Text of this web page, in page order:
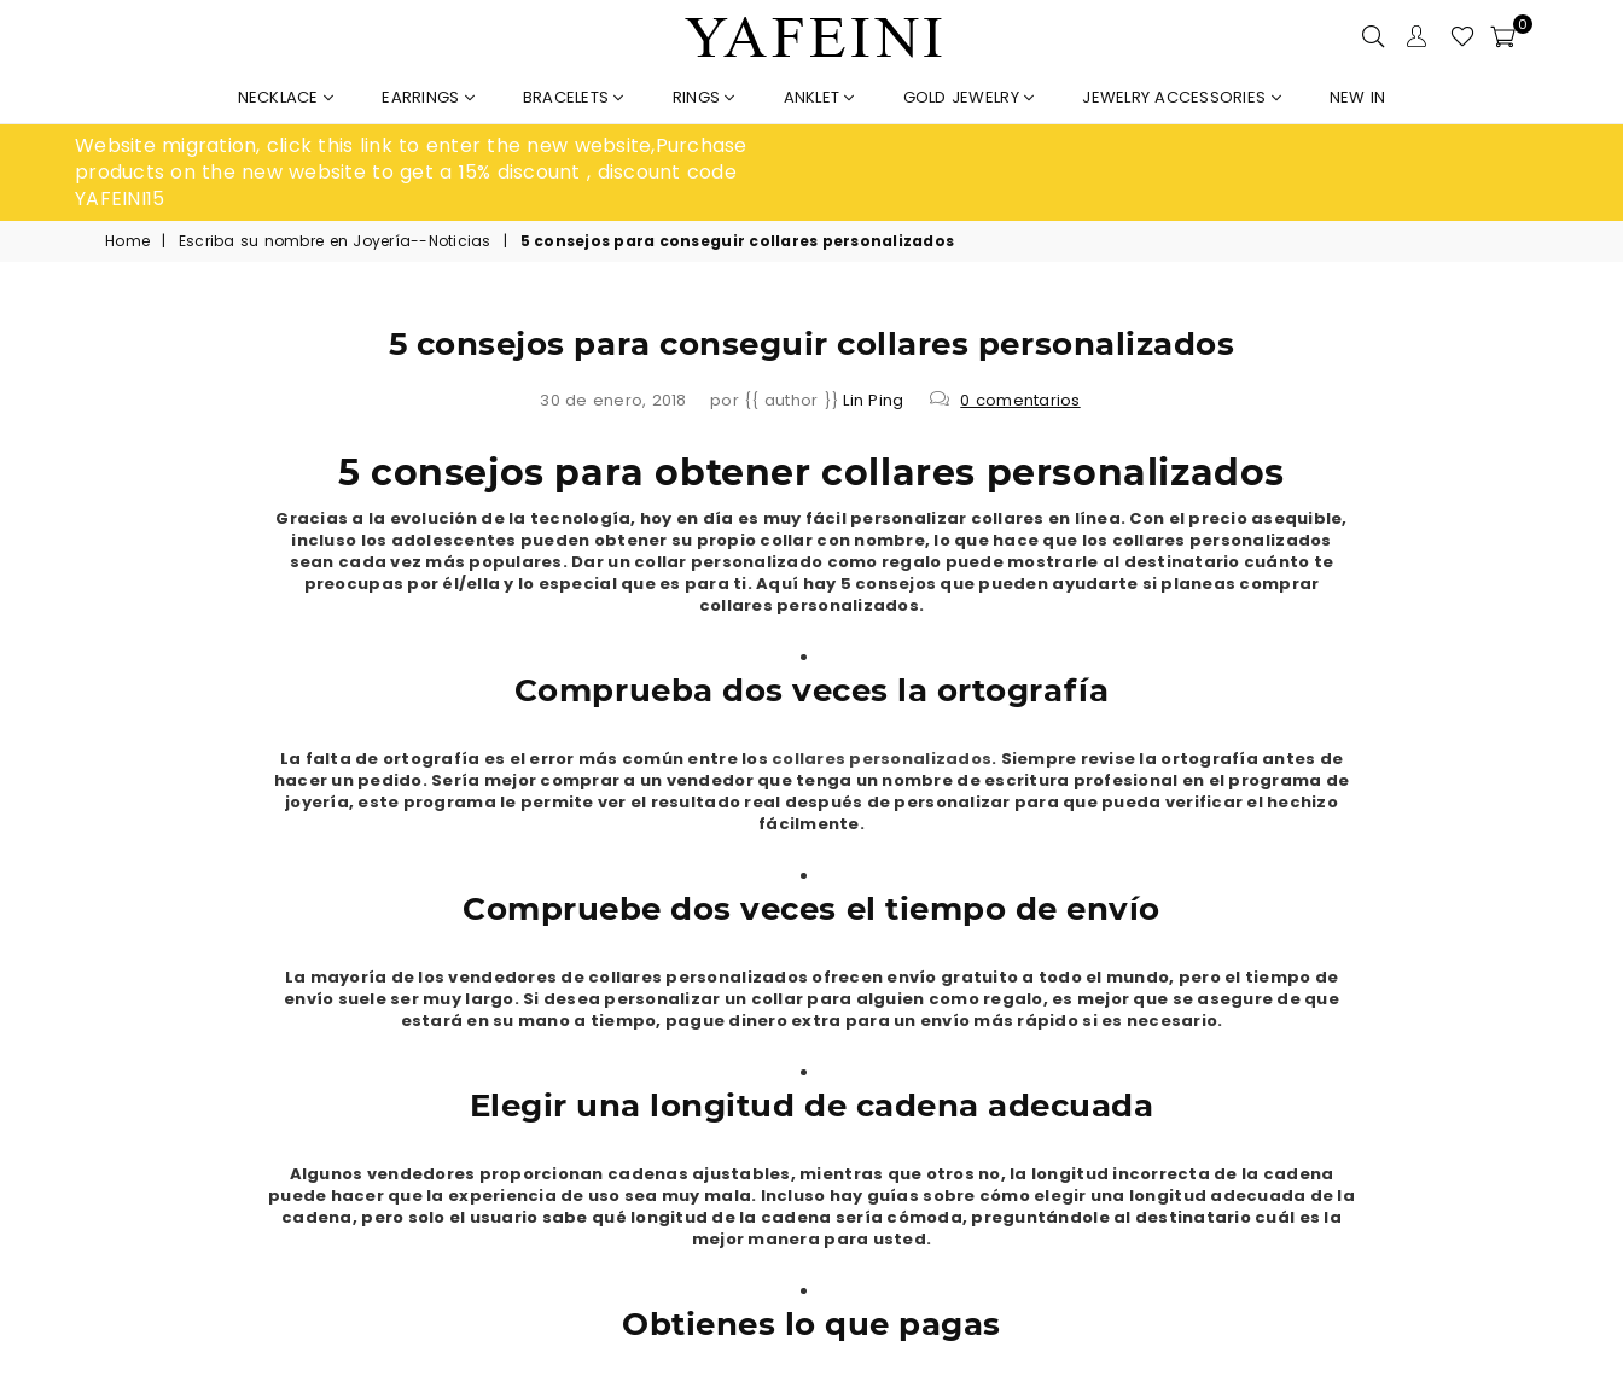
0
NECKLACE EARRINGS BRACELETS RINGS ANKLET GOLD JEWELRY JEWELRY ACCESSORIES NEW IN
Website migration, click this link to enter the new website,Purchase
products on the new website to get a 15% discount , discount code
YAFEINI15
Home | Escriba su nombre en Joyería--Noticias | 5 consejos para conseguir collares personalizados
5 consejos para conseguir collares personalizados
30 de enero, 2018 por {{ author }}Lin Ping 0 comentarios
5 consejos para obtener collares personalizados
Gracias a la evolución de la tecnología, hoy en día es muy fácil personalizar collares en línea. Con el precio asequible,
incluso los adolescentes pueden obtener su propio collar con nombre, lo que hace que los collares personalizados
sean cada vez más populares. Dar un collar personalizado como regalo puede mostrarle al destinatario cuánto te
preocupas por él/ella y lo especial que es para ti. Aquí hay 5 consejos que pueden ayudarte si planeas comprar
collares personalizados.
Comprueba dos veces la ortografía
La falta de ortografía es el error más común entre los collares personalizados. Siempre revise la ortografía antes de
hacer un pedido. Sería mejor comprar a un vendedor que tenga un nombre de escritura profesional en el programa de
joyería, este programa le permite ver el resultado real después de personalizar para que pueda verificar el hechizo
fácilmente.
Compruebe dos veces el tiempo de envío
La mayoría de los vendedores de collares personalizados ofrecen envío gratuito a todo el mundo, pero el tiempo de
envío suele ser muy largo. Si desea personalizar un collar para alguien como regalo, es mejor que se asegure de que
estará en su mano a tiempo, pague dinero extra para un envío más rápido si es necesario.
Elegir una longitud de cadena adecuada
Algunos vendedores proporcionan cadenas ajustables, mientras que otros no, la longitud incorrecta de la cadena
puede hacer que la experiencia de uso sea muy mala. Incluso hay guías sobre cómo elegir una longitud adecuada de la
cadena, pero solo el usuario sabe qué longitud de la cadena sería cómoda, preguntándole al destinatario cuál es la
mejor manera para usted.
Obtienes lo que pagas